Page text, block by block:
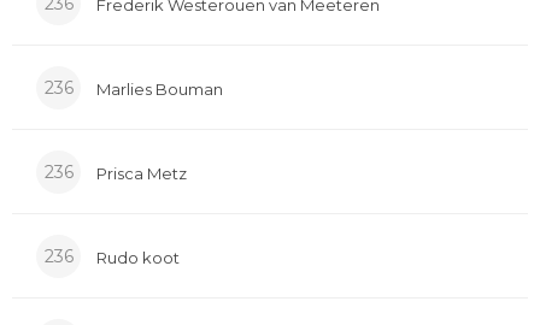
Frederik Westerouen van Meeteren
236 Marlies Bouman
236 Prisca Metz
236 Rudo koot